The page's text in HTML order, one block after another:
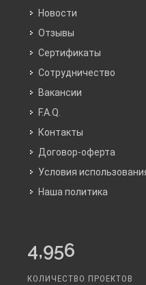
Новости
Отзывы
Сертификаты
Сотрудничество
Вакансии
F.A.Q.
Контакты
Договор-оферта
Условия
Наша политика
4,956
КОЛИЧЕСТВО ПРОЕКТОВ